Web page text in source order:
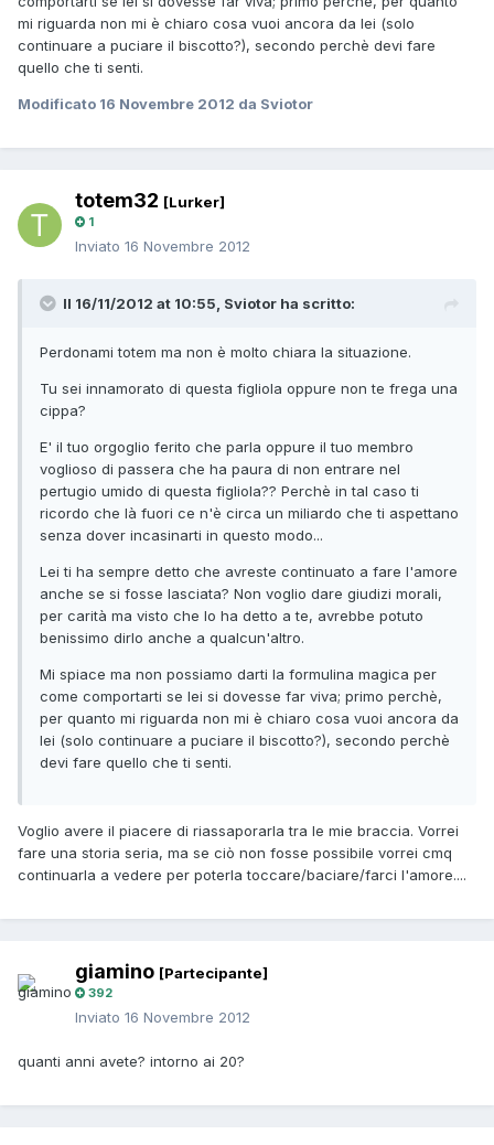
mi riguarda non mi è chiaro cosa vuoi ancora da lei (solo
continuare a puciare il biscotto?), secondo perchè devi fare
quello che ti senti.
Modificato 16 Novembre 2012 da Sviotor
totem32 [Lurker]
1
Inviato 16 Novembre 2012
Il 16/11/2012 at 10:55, Sviotor ha scritto:
Perdonami totem ma non è molto chiara la situazione.
Tu sei innamorato di questa figliola oppure non te frega una
cippa?
E' il tuo orgoglio ferito che parla oppure il tuo membro
voglioso di passera che ha paura di non entrare nel
pertugio umido di questa figliola?? Perchè in tal caso ti
ricordo che là fuori ce n'è circa un miliardo che ti aspettano
senza dover incasinarti in questo modo...
Lei ti ha sempre detto che avreste continuato a fare l'amore
anche se si fosse lasciata? Non voglio dare giudizi morali,
per carità ma visto che lo ha detto a te, avrebbe potuto
benissimo dirlo anche a qualcun'altro.
Mi spiace ma non possiamo darti la formulina magica per
come comportarti se lei si dovesse far viva; primo perchè,
per quanto mi riguarda non mi è chiaro cosa vuoi ancora da
lei (solo continuare a puciare il biscotto?), secondo perchè
devi fare quello che ti senti.
Voglio avere il piacere di riassaporarla tra le mie braccia. Vorrei
fare una storia seria, ma se ciò non fosse possibile vorrei cmq
continuarla a vedere per poterla toccare/baciare/farci l'amore....
giamino [Partecipante]
392
Inviato 16 Novembre 2012
quanti anni avete? intorno ai 20?